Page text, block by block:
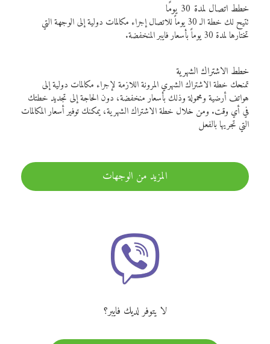
خطط اتصال لمدة 30 يومًا
تتيح لك خطة الـ 30 يوماً للاتصال إجراء مكالمات دولية إلى الوجهة التي
تختارها لمدة 30 يوماً بأسعار فايبر المنخفضة.
خطط الاشتراك الشهرية
تمنحك خطة الاشتراك الشهري المرونة اللازمة لإجراء مكالمات دولية إلى
هواتف أرضية ومحمولة وذلك بأسعار منخفضة، دون الحاجة إلى تجديد خطتك
في أي وقت. ومن خلال خطة الاشتراك الشهرية، يمكنك توفير أسعار المكالمات
التي تجريها بالفعل
المزيد من الوجهات
لا يتوفر لديك فايبر؟